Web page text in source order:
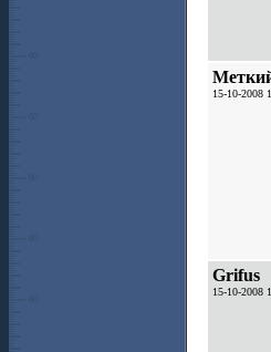
15-10-2008
Grifus
15-10-2008